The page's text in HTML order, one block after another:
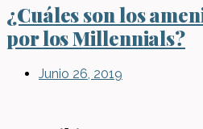
¿Cuáles son los
por los Millennials?
Junio 26, 2019